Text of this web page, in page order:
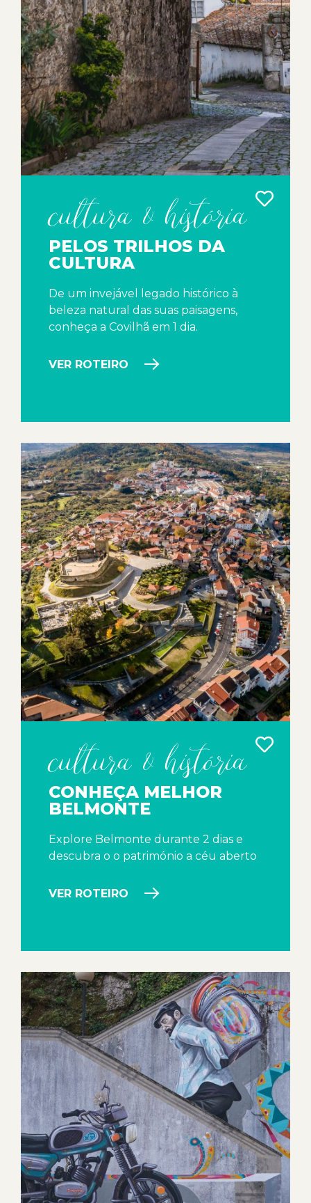
cultura & história
PELOS TRILHOS DA
CULTURA
De um invejável legado histórico à
beleza natural das suas paisagens,
conheça a Covilhã em 1 dia.
VER ROTEIRO
cultura & história
CONHEÇA MELHOR
BELMONTE
Explore Belmonte durante 2 dias e
descubra o o património a céu aberto
VER ROTEIRO